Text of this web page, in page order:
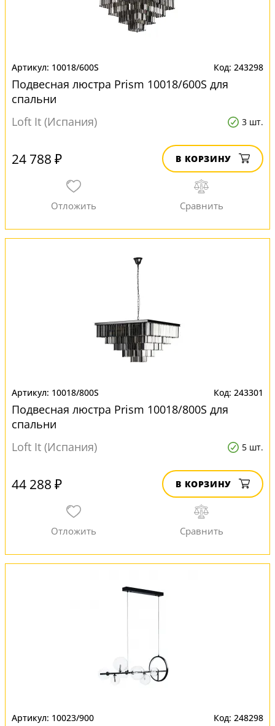
10018/600S 243298
Подвесная люстра Prism 10018/600S для
спальни
Loft It (Испания)
3 шт.
24 788 ₽ В КОРЗИНУ
10018/800S 243301
Подвесная люстра Prism 10018/800S для
спальни
Loft It (Испания)
5 шт.
44 288 ₽ В КОРЗИНУ
10023/900 248298